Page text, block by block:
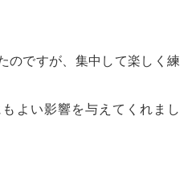
のですが、集中して楽しく練
よい影響を与えてくれまし